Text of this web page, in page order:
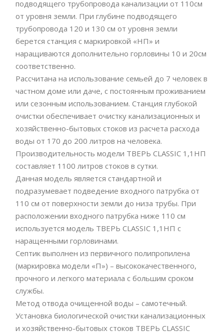
подводящего трубопровода канализации от 110см
от уровня земли. При глубине подводящего
трубопровода 120 и 130 см от уровня земли
берется станция с маркировкой «НП» и
наращиваются дополнительно горловины 10 и 20см
соответственно.
Рассчитана на использование семьей до 7 человек в
частном доме или даче, с постоянным проживанием
или сезонным использованием. Станция глубокой
очистки обеспечивает очистку канализационных и
хозяйственно-бытовых стоков из расчета расхода
воды от 170 до 200 литров на человека.
Производительность модели ТВЕРЬ CLASSIC 1,1НП
составляет 1100 литров стоков в сутки.
Данная модель является стандартной и
подразумевает подведение входного патрубка от
110 см от поверхности земли до низа трубы. При
расположении входного патрубка ниже 110 см
используется модель ТВЕРЬ CLASSIC 1,1НП с
наращенными горловинами.
Септик выполнен из первичного полипропилена
(маркировка модели «П») – высококачественного,
прочного и легкого материала с большим сроком
службы.
Метод отвода очищенной воды – самотечный.
Установка биологической очистки канализационных
и хозяйственно-бытовых стоков ТВЕРЬ CLASSIC